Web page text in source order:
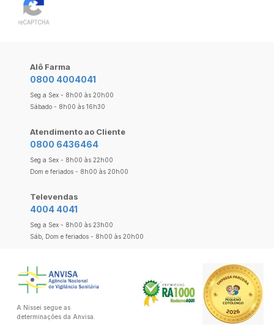
Alô Farma
0800 4004041
Seg a Sex - 8h00 às 20h00
Sábado - 8h00 às 16h30
Atendimento ao Cliente
0800 6436464
Seg a Sex - 8h00 às 22h00
Dom e feriados - 8h00 às 20h00
Televendas
4004 4041
Seg a Sex - 8h00 às 23h00
Sáb, Dom e feriados - 8h00 às 20h00
A Nissei segue as
determinações da Anvisa.